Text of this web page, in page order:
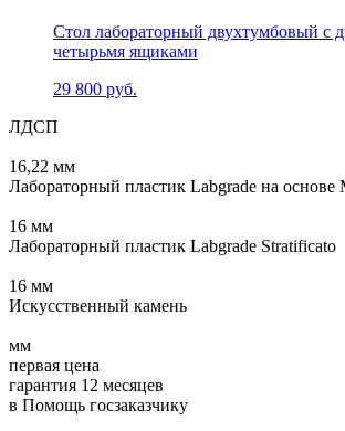
Стол лабораторный двухтумбовый с
четырьмя ящиками
29 800 руб.
ЛДСП
16,22 мм
Лабораторный пластик Labgrade на
16 мм
Лабораторный пластик Labgrade Stratificato
16 мм
Искусственный камень
мм
первая цена
гарантия 12 месяцев
в Помощь госзаказчику